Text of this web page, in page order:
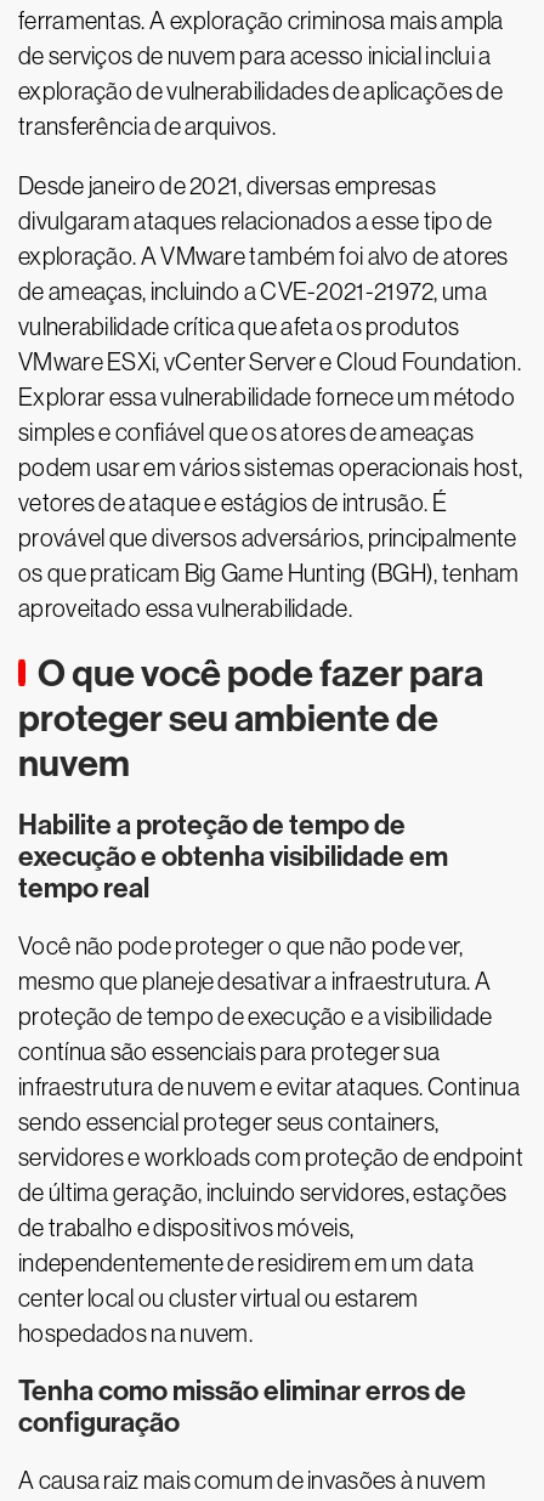
ferramentas. A exploração criminosa mais ampla
de serviços de nuvem para acesso inicial inclui a
exploração de vulnerabilidades de aplicações de
transferência de arquivos.
Desde janeiro de 2021, diversas empresas
divulgaram ataques relacionados a esse tipo de
exploração. A VMware também foi alvo de atores
de ameaças, incluindo a CVE-2021-21972, uma
vulnerabilidade crítica que afeta os produtos
VMware ESXi, vCenter Server e Cloud Foundation.
Explorar essa vulnerabilidade fornece um método
simples e confiável que os atores de ameaças
podem usar em vários sistemas operacionais host,
vetores de ataque e estágios de intrusão. É
provável que diversos adversários, principalmente
os que praticam Big Game Hunting (BGH), tenham
aproveitado essa vulnerabilidade.
O que você pode fazer para
proteger seu ambiente de
nuvem
Habilite a proteção de tempo de
execução e obtenha visibilidade em
tempo real
Você não pode proteger o que não pode ver,
mesmo que planeje desativar a infraestrutura. A
proteção de tempo de execução e a visibilidade
contínua são essenciais para proteger sua
infraestrutura de nuvem e evitar ataques. Continua
sendo essencial proteger seus containers,
servidores e workloads com proteção de endpoint
de última geração, incluindo servidores, estações
de trabalho e dispositivos móveis,
independentemente de residirem em um data
center local ou cluster virtual ou estarem
hospedados na nuvem.
Tenha como missão eliminar erros de
configuração
A causa raiz mais comum de invasões à nuvem